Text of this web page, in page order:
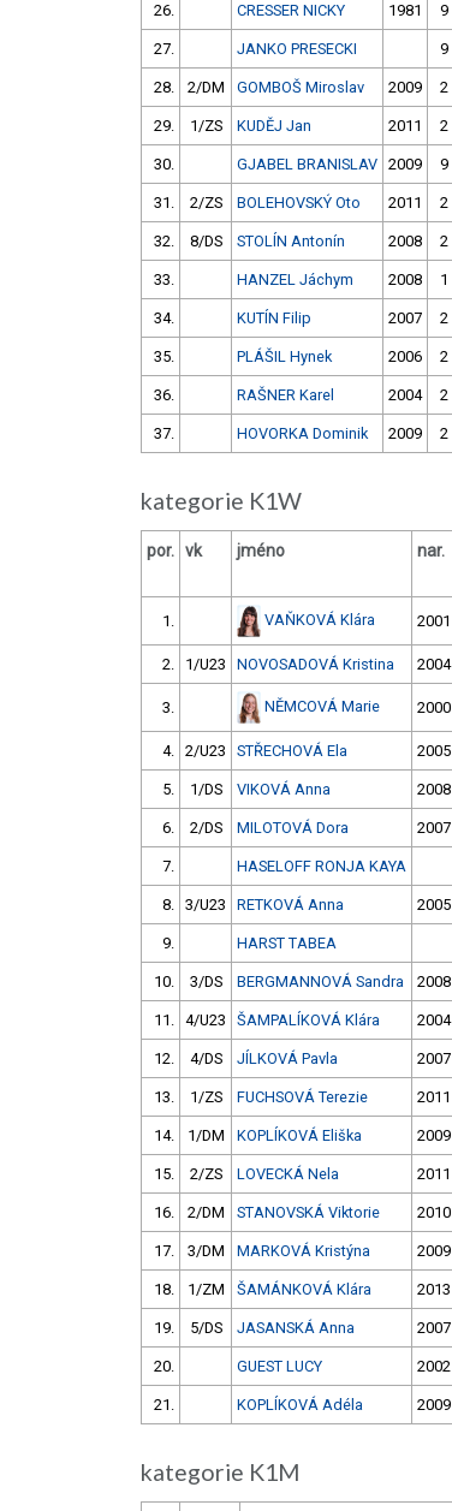
26. CRESSER NICKY 1981 9
27. JANKO PRESECKI 9
28. 2/DM GOMBOŠ Miroslav 2009 2
29. 1/ZS KUDĚJ Jan 2011 2
30. GJABEL BRANISLAV 2009 9
31. 2/ZS BOLEHOVSKÝ Oto 2011 2
32. 8/DS STOLÍN Antonín 2008 2
33. HANZEL Jáchym 2008 1
34. KUTÍN Filip 2007 2
35. PLÁŠIL Hynek 2006 2
36. RAŠNER Karel 2004 2
37. HOVORKA Dominik 2009 2
kategorie K1W
por. vk jméno nar.
1. VAŇKOVÁ Klára 2001
2. 1/U23 NOVOSADOVÁ Kristina 2004
3. NĚMCOVÁ Marie 2000
4. 2/U23 STŘECHOVÁ Ela 2005
5. 1/DS VIKOVÁ Anna 2008
6. 2/DS MILOTOVÁ Dora 2007
7. HASELOFF RONJA KAYA
8. 3/U23 RETKOVÁ Anna 2005
9. HARST TABEA
10. 3/DS BERGMANNOVÁ Sandra 2008
11. 4/U23 ŠAMPALÍKOVÁ Klára 2004
12. 4/DS JÍLKOVÁ Pavla 2007
13. 1/ZS FUCHSOVÁ Terezie 2011
14. 1/DM KOPLÍKOVÁ Eliška 2009
15. 2/ZS LOVECKÁ Nela 2011
16. 2/DM STANOVSKÁ Viktorie 2010
17. 3/DM MARKOVÁ Kristýna 2009
18. 1/ZM ŠAMÁNKOVÁ Klára 2013
19. 5/DS JASANSKÁ Anna 2007
20. GUEST LUCY 2002
21. KOPLÍKOVÁ Adéla 2009
kategorie K1M